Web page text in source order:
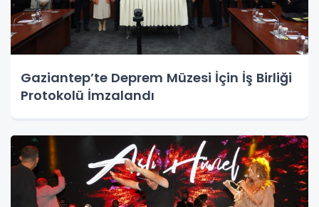
Gaziantep’te Deprem Müzesi İçin İş Birliği
Protokolü İmzalandı